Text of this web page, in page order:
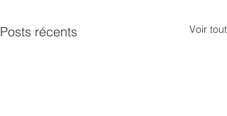
Posts récents Voir tout